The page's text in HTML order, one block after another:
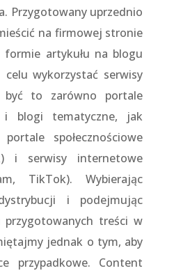
Przygotowany uprzednio
na firmowej stronie
artykułu na blogu
wykorzystać serwisy
być to zarówno portale
i blogi tematyczne, jak
społecznościowe
i serwisy internetowe
TikTok). Wybierając
i podejmując
przygotowanych treści w
jednak o tym, aby
przypadkowe. Content